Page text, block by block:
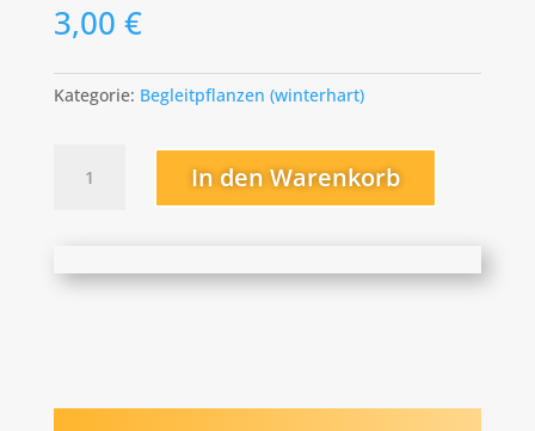
3,00 €
Kategorie: Begleitpflanzen (winterhart)
trichomanis
In den Warenkorb